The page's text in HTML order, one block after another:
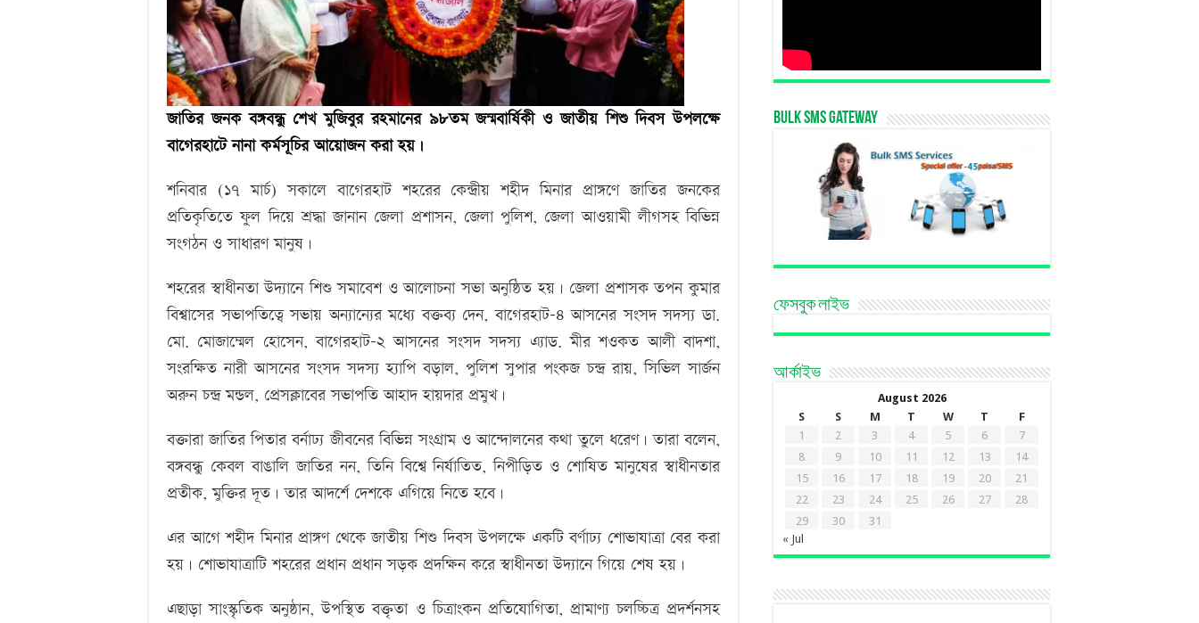
জাতির জনক বঙ্গবন্ধু শেখ মুজিবুর রহমানের ৯৮তম জন্মবার্ষিকী ও জাতীয় শিশু দিবস উপলক্ষে
বাগেরহাটে নানা কর্মসূচির আয়োজন করা হয়।
শনিবার (১৭ মার্চ) সকালে বাগেরহাট শহরের কেন্দ্রীয় শহীদ মিনার প্রাঙ্গণে জাতির জনকের
প্রতিকৃতিতে ফুল দিয়ে শ্রদ্ধা জানান জেলা প্রশাসন, জেলা পুলিশ, জেলা আওয়ামী লীগসহ বিভিন্ন
সংগঠন ও সাধারণ মানুষ।
শহরের স্বাধীনতা উদ্যানে শিশু সমাবেশ ও আলোচনা সভা অনুষ্ঠিত হয়। জেলা প্রশাসক তপন কুমার
বিশ্বাসের সভাপতিত্বে সভায় অন্যান্যের মধ্যে বক্তব্য দেন, বাগেরহাট-৪ আসনের সংসদ সদস্য ডা.
মো. মোজাম্মেল হোসেন, বাগেরহাট-২ আসনের সংসদ সদস্য এ্যাড. মীর শওকত আলী বাদশা,
সংরক্ষিত নারী আসনের সংসদ সদস্য হ্যাপি বড়াল, পুলিশ সুপার পংকজ চন্দ্র রায়, সিভিল সার্জন
অরুন চন্দ্র মন্ডল, প্রেসক্লাবের সভাপতি আহাদ হায়দার প্রমুখ।
বক্তারা জাতির পিতার বর্নাঢ্য জীবনের বিভিন্ন সংগ্রাম ও আন্দোলনের কথা তুলে ধরেণ। তারা বলেন,
বঙ্গবন্ধু কেবল বাঙালি জাতির নন, তিনি বিশ্বে নির্যাতিত, নিপীড়িত ও শোষিত মানুষের স্বাধীনতার
প্রতীক, মুক্তির দূত। তার আদর্শে দেশকে এগিয়ে নিতে হবে।
এর আগে শহীদ মিনার প্রাঙ্গণ থেকে জাতীয় শিশু দিবস উপলক্ষে একটি বর্ণাঢ্য শোভাযাত্রা বের করা
হয়। শোভাযাত্রাটি শহরের প্রধান প্রধান সড়ক প্রদক্ষিন করে স্বাধীনতা উদ্যানে গিয়ে শেষ হয়।
এছাড়া সাংস্কৃতিক অনুষ্ঠান, উপস্থিত বক্তৃতা ও চিত্রাংকন প্রতিযোগিতা, প্রামাণ্য চলচ্চিত্র প্রদর্শনসহ
Bulk SMS Gateway
ফেসবুক লাইভ
আর্কাইভ
August 2026
S
S M T W T
F
1
2 3 4 5 6
7
8
9 10 11 12 13
14
15
16 17 18 19 20
21
22
23 24 25 26 27
28
29
30
31
« Jul